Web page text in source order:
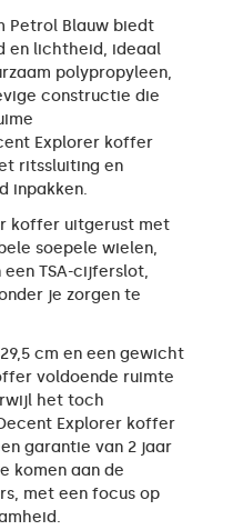
Petrol Blauw biedt
en lichtheid, ideaal
polypropyleen,
constructie die
Explorer koffer
ritssluiting en
inpakken.
koffer uitgerust met
soepele wielen,
TSA-cijferslot,
je zorgen te
cm en een gewicht
voldoende ruimte
het toch
Explorer koffer
garantie van 2 jaar
komen aan de
met een focus op